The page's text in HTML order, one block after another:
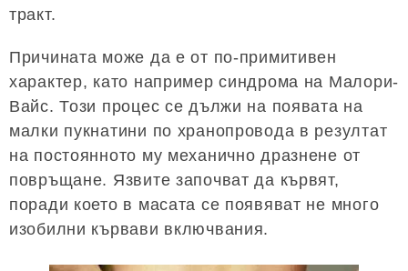
тракт.
Причината може да е от по-примитивен
характер, като например синдрома на Малори-
Вайс. Този процес се дължи на появата на
малки пукнатини по хранопровода в резултат
на постоянното му механично дразнене от
повръщане. Язвите започват да кървят,
поради което в масата се появяват не много
изобилни кървави включвания.